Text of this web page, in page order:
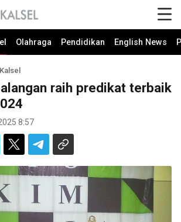
Olahraga Pendidikan English News
raih predikat terbaik
8:57